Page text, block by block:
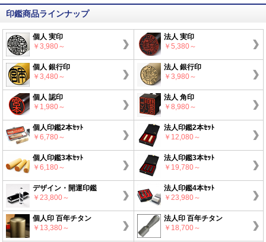
印鑑商品ラインナップ
個人 実印
￥3,980～
法人 実印
￥5,380～
個人 銀行印
￥3,480～
法人 銀行印
￥3,980～
個人 認印
￥1,980～
法人 角印
￥8,980～
個人印鑑2本ｾｯﾄ
￥6,780～
法人印鑑2本ｾｯﾄ
￥12,080～
個人印鑑3本ｾｯﾄ
￥6,180～
法人印鑑3本ｾｯﾄ
￥19,780～
デザイン・開運印鑑
￥23,800～
法人印鑑4本ｾｯﾄ
￥23,980～
個人印 百年チタン
￥13,380～
法人印 百年チタン
￥18,700～